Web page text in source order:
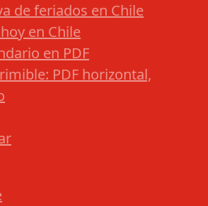
de feriados en Chile
en Chile
en PDF
PDF horizontal,